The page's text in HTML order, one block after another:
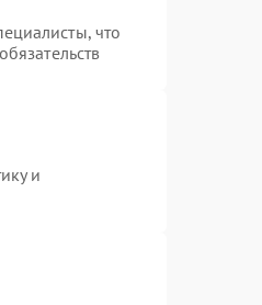
что
и